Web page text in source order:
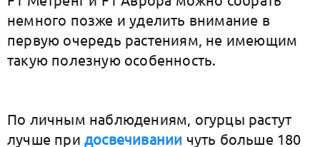
немного позже и уделить внимание в
первую очередь растениям, не имеющим
такую полезную особенность.
По личным наблюдениям, огурцы растут
лучше при досвечивании чуть больше 180